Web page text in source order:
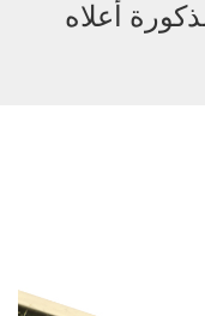
أعلاه